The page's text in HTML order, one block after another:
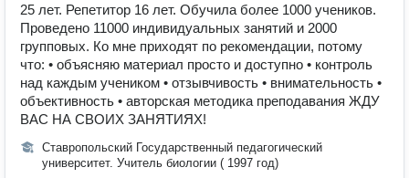
25 лет. Репетитор 16 лет. Обучила более 1000 учеников.
Проведено 11000 индивидуальных занятий и 2000
групповых. Ко мне приходят по рекомендации, потому
что: • объясняю материал просто и доступно • контроль
над каждым учеником • отзывчивость • внимательность •
объективность • авторская методика преподавания ЖДУ
ВАС НА СВОИХ ЗАНЯТИЯХ!
Ставропольский Государственный педагогический
университет. Учитель биологии ( 1997 год)